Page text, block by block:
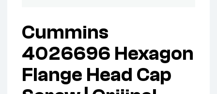
Cummins
4026696 Hexagon
Flange Head Cap